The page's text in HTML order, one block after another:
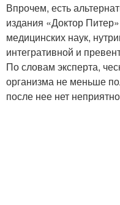
Впрочем, есть
издания «Доктор
медицинских наук,
интегративной и
По словам эксперта,
организма не меньше
после нее нет